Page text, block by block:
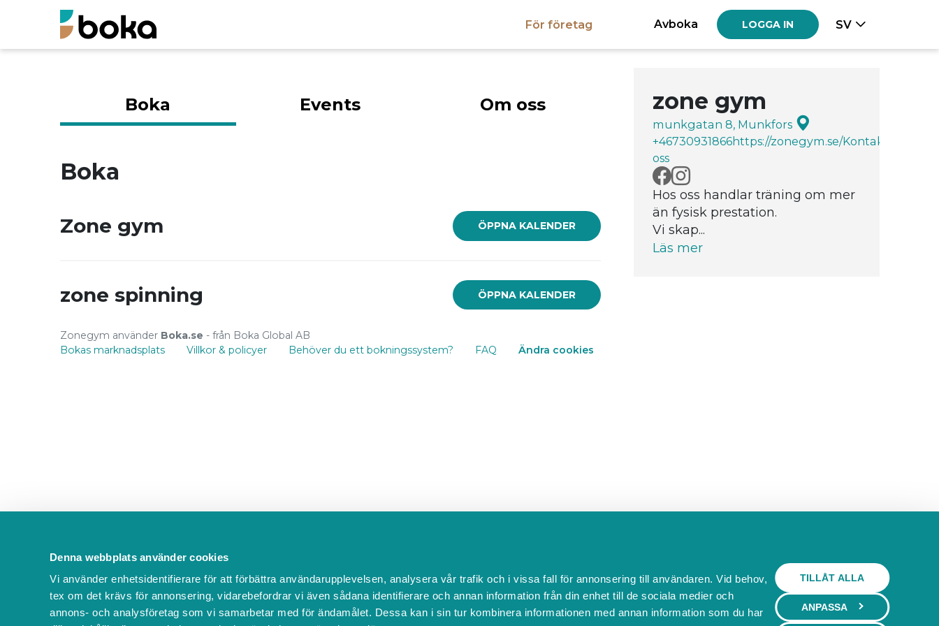
Denna webbplats använder cookies
Vi använder enhetsidentifierare för att förbättra användarupplevelsen, analysera vår trafik och i vissa fall för annonsering till användaren. Vid behov,
tex om det krävs för annonsering, vidarebefordrar vi även sådana identifierare och annan information från din enhet till de sociala medier och
annons- och analysföretag som vi samarbetar med för ändamålet. Dessa kan i sin tur kombinera informationen med annan information som du har
TILLÅT ALLA
ANPASSA
För företag Avboka LOGGA IN SV
zone gym
munkgatan 8, Munkfors
+46730931866https://zonegym.se/Kontakta
oss
Hos oss handlar träning om mer
än fysisk prestation.
Vi skap...
Läs mer
Boka Events Om oss
Boka
Zone gym ÖPPNA KALENDER
zone spinning ÖPPNA KALENDER
Zonegym använder Boka.se - från Boka Global AB
Bokas marknadsplats
Villkor & policyer Behöver du ett bokningssystem? FAQ Ändra cookies